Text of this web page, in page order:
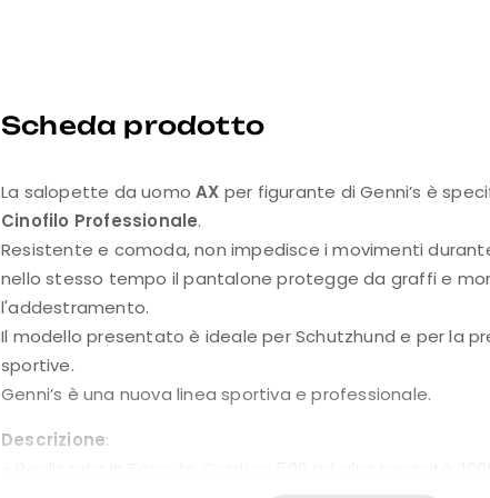
Scheda prodotto
La salopette da uomoAX per figurante di Genni’s è
Cinofilo Professionale.
Resistente e comoda, non impedisce i movimenti
nello stesso tempo il pantalone protegge da graffi e
l'addestramento.
Il modello presentato è ideale per Schutzhund e per la
sportive.
Genni’s è una nuova linea sportiva e professionale.
Descrizione: